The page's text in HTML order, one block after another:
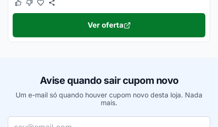
Este cupom funcionou
Este cupom não funcionou
Ver oferta
Avise quando sair cupom novo
Um e-mail só quando houver cupom novo desta loja. Nada
mais.
Seu e-mail